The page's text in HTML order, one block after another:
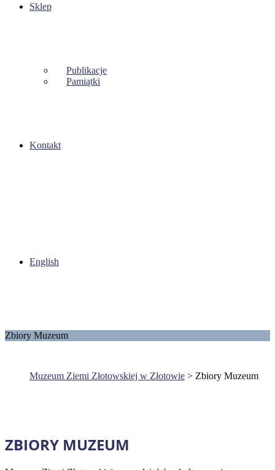
Sklep
Publikacje
Pamiątki
Kontakt
English
Zbiory Muzeum
Muzeum Ziemi Złotowskiej w Złotowie > Zbiory Muzeum
ZBIORY MUZEUM